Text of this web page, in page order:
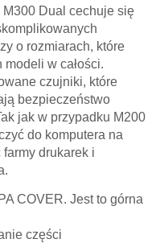
Dual cechuje się
o rozmiarach, które
w całości.
czujniki, które
bezpieczeństwo
jak w przypadku M200
do komputera na
drukarek i
COVER. Jest to górna
części